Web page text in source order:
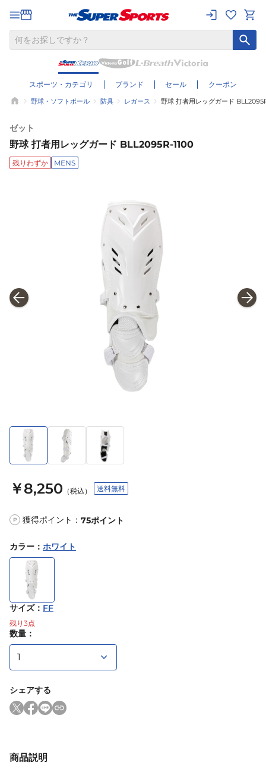
スポーツ・カテゴリ ブランド セール クーポン
野球・ソフトボール 防具 レガース 野球 打者用レッグガード
ゼット
野球 打者用レッグガード BLL2095R-1100
残りわずか MENS
￥8,250 （税込） 送料無料
P 獲得ポイント： 75ポイント
カラー ： ホワイト
サイズ： FF
残り 3点
数量：
シェアする
商品説明